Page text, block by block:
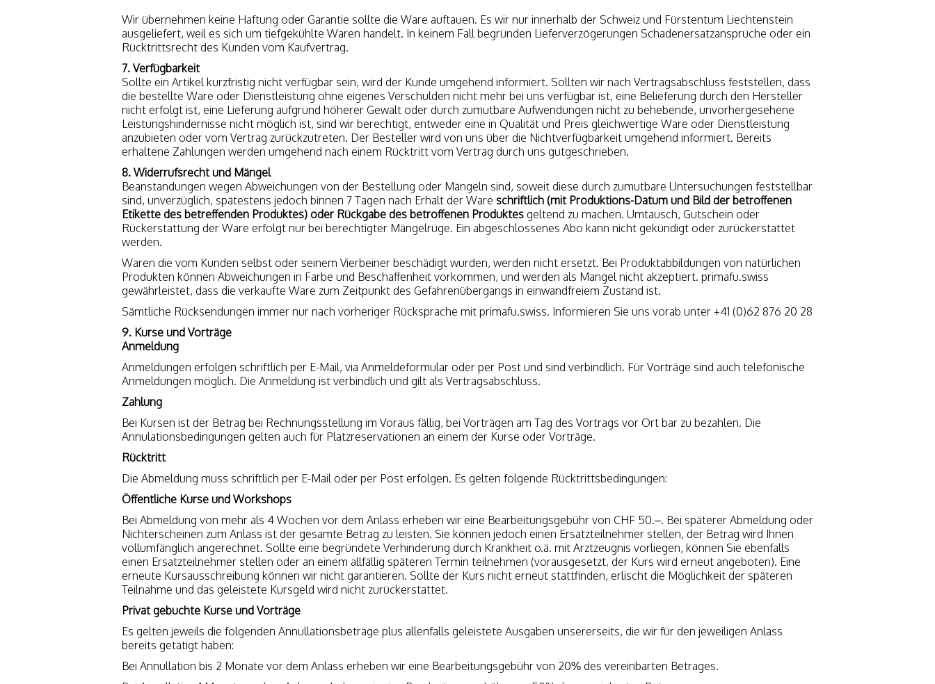
Wir übernehmen keine Haftung oder Garantie sollte die Ware auftauen. Es wir nur innerhalb der Schweiz und Fürstentum Liechtenstein
ausgeliefert, weil es sich um tiefgekühlte Waren handelt. In keinem Fall begründen Lieferverzögerungen Schadenersatzansprüche oder ein
Rücktrittsrecht des Kunden vom Kaufvertrag.
7. Verfügbarkeit
Sollte ein Artikel kurzfristig nicht verfügbar sein, wird der Kunde umgehend informiert. Sollten wir nach Vertragsabschluss feststellen, dass
die bestellte Ware oder Dienstleistung ohne eigenes Verschulden nicht mehr bei uns verfügbar ist, eine Belieferung durch den Hersteller
nicht erfolgt ist, eine Lieferung aufgrund höherer Gewalt oder durch zumutbare Aufwendungen nicht zu behebende, unvorhergesehene
Leistungshindernisse nicht möglich ist, sind wir berechtigt, entweder eine in Qualität und Preis gleichwertige Ware oder Dienstleistung
anzubieten oder vom Vertrag zurückzutreten. Der Besteller wird von uns über die Nichtverfügbarkeit umgehend informiert. Bereits
erhaltene Zahlungen werden umgehend nach einem Rücktritt vom Vertrag durch uns gutgeschrieben.
8. Widerrufsrecht und Mängel
Beanstandungen wegen Abweichungen von der Bestellung oder Mängeln sind, soweit diese durch zumutbare Untersuchungen feststellbar
sind, unverzüglich, spätestens jedoch binnen 7 Tagen nach Erhalt der Ware schriftlich (mit Produktions-Datum und Bild der betroffenen
Etikette des betreffenden Produktes) oder Rückgabe des betroffenen Produktes geltend zu machen. Umtausch, Gutschein oder
Rückerstattung der Ware erfolgt nur bei berechtigter Mängelrüge. Ein abgeschlossenes Abo kann nicht gekündigt oder zurückerstattet
werden.
Waren die vom Kunden selbst oder seinem Vierbeiner beschädigt wurden, werden nicht ersetzt. Bei Produktabbildungen von natürlichen
Produkten können Abweichungen in Farbe und Beschaffenheit vorkommen, und werden als Mangel nicht akzeptiert. primafu.swiss
gewährleistet, dass die verkaufte Ware zum Zeitpunkt des Gefahrenübergangs in einwandfreiem Zustand ist.
Sämtliche Rücksendungen immer nur nach vorheriger Rücksprache mit primafu.swiss. Informieren Sie uns vorab unter +41 (0)62 876 20 28
9. Kurse und Vorträge
Anmeldung
Anmeldungen erfolgen schriftlich per E-Mail, via Anmeldeformular oder per Post und sind verbindlich. Für Vorträge sind auch telefonische
Anmeldungen möglich. Die Anmeldung ist verbindlich und gilt als Vertragsabschluss.
Zahlung
Bei Kursen ist der Betrag bei Rechnungsstellung im Voraus fällig, bei Vorträgen am Tag des Vortrags vor Ort bar zu bezahlen. Die
Annulationsbedingungen gelten auch für Platzreservationen an einem der Kurse oder Vorträge.
Rücktritt
Die Abmeldung muss schriftlich per E-Mail oder per Post erfolgen. Es gelten folgende Rücktrittsbedingungen:
Öffentliche Kurse und Workshops
Bei Abmeldung von mehr als 4 Wochen vor dem Anlass erheben wir eine Bearbeitungsgebühr von CHF 50.–. Bei späterer Abmeldung oder
Nichterscheinen zum Anlass ist der gesamte Betrag zu leisten. Sie können jedoch einen Ersatzteilnehmer stellen, der Betrag wird Ihnen
vollumfänglich angerechnet. Sollte eine begründete Verhinderung durch Krankheit o.ä. mit Arztzeugnis vorliegen, können Sie ebenfalls
einen Ersatzteilnehmer stellen oder an einem allfällig späteren Termin teilnehmen (vorausgesetzt, der Kurs wird erneut angeboten). Eine
erneute Kursausschreibung können wir nicht garantieren. Sollte der Kurs nicht erneut stattfinden, erlischt die Möglichkeit der späteren
Teilnahme und das geleistete Kursgeld wird nicht zurückerstattet.
Privat gebuchte Kurse und Vorträge
Es gelten jeweils die folgenden Annullationsbeträge plus allenfalls geleistete Ausgaben unsererseits, die wir für den jeweiligen Anlass
bereits getätigt haben:
Bei Annullation bis 2 Monate vor dem Anlass erheben wir eine Bearbeitungsgebühr von 20% des vereinbarten Betrages.